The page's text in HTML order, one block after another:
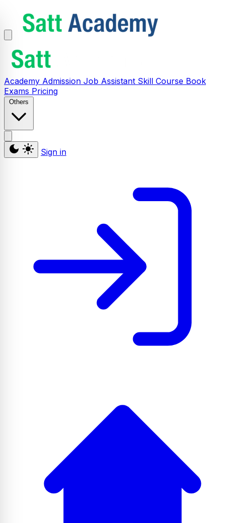
Academy Admission Job Assistant Skill Course Book
Exams Pricing
Others
Sign in